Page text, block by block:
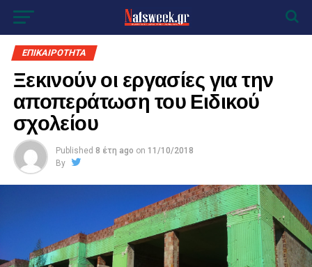
ΕΠΙΚΑΙΡΟΤΗΤΑ
Ξεκινούν οι εργασίες για την
αποπεράτωση του Ειδικού
σχολείου
Published 8 έτη ago on 11/10/2018
By